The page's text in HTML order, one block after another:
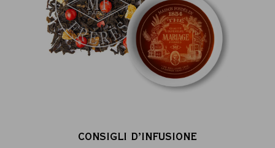
CONSIGLI D’INFUSIONE